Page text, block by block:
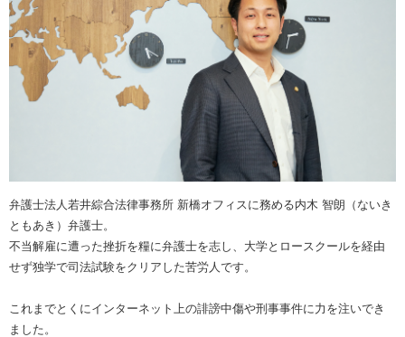
弁護士法人若井綜合法律事務所 新橋オフィスに務める内木 智朗（ないき
ともあき）弁護士。
不当解雇に遭った挫折を糧に弁護士を志し、大学とロースクールを経由
せず独学で司法試験をクリアした苦労人です。
これまでとくにインターネット上の誹謗中傷や刑事事件に力を注いでき
ました。